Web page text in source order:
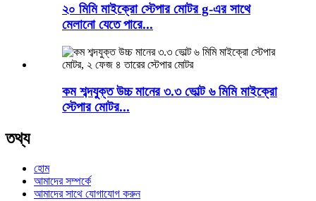
২০ মিমি মাইক্রো স্টেপার মোটর g-এর সাথে
মেলানো যেতে পারে...
কম শব্দযুক্ত উচ্চ মানের ৩.৩ ভোল্ট ৬ মিমি মাইক্রো
স্টেপার মোটর...
তথ্য
হোম
আমাদের সম্পর্কে
আমাদের সাথে যোগাযোগ করুন